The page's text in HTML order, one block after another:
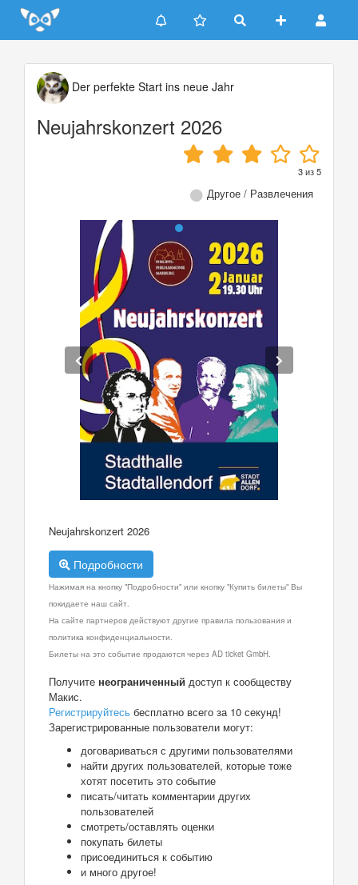
Update cookies preferences
Der perfekte Start ins neue Jahr
Neujahrskonzert 2026
3из5
Другое / Развлечения
Neujahrskonzert 2026
Подробности
Нажимая на кнопку "Подробности" или кнопку "Купить билеты" Вы
покидаете наш сайт.
На сайте партнеров действуют другие правила пользования и
политика конфиденциальности.
Билеты на это событие продаются через AD ticket GmbH.
Получите неограниченный доступ к сообществу
Макис.
Регистрируйтесь бесплатно всего за 10 секунд!
Зарегистрированные пользователи могут:
договариваться с другими пользователями
найти других пользователей, которые тоже
хотят посетить это событие
писать/читать комментарии других
пользователей
смотреть/оставлять оценки
покупать билеты
присоединиться к событию
и много другое!